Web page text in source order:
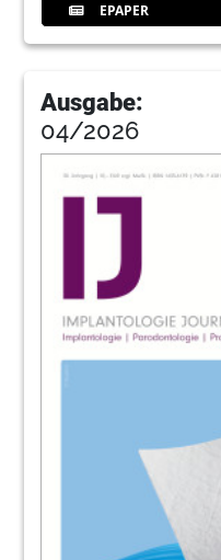
28 Bionische
Implantatdesign
31 Implant Direct
Phibo Deutschland
Workflow digitale
Fallbericht
Univ.-Prof. Dr.
Theisen, ZTM Rudolf
Implantat-
Dr. Steffen Kistler,
Kistler, Priv.-Doz.
Acteon Germany
EPAPER
Ausgabe:
04/2026